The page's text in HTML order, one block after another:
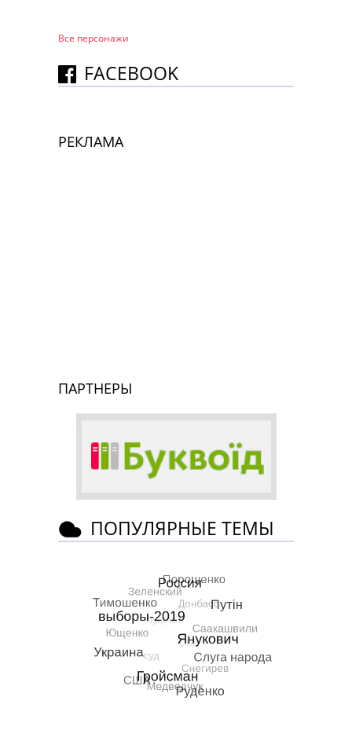
Все персонажи
FACEBOOK
РЕКЛАМА
ПАРТНЕРЫ
ПОПУЛЯРНЫЕ ТЕМЫ